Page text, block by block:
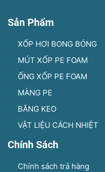
Sản Phẩm
XỐP HƠI BONG BÓNG
MÚT XỐP PE FOAM
ỐNG XỐP PE FOAM
MÀNG PE
BĂNG KEO
VẬT LIỆU CÁCH NHIỆT
Chính Sách
Chính sách trả hàng